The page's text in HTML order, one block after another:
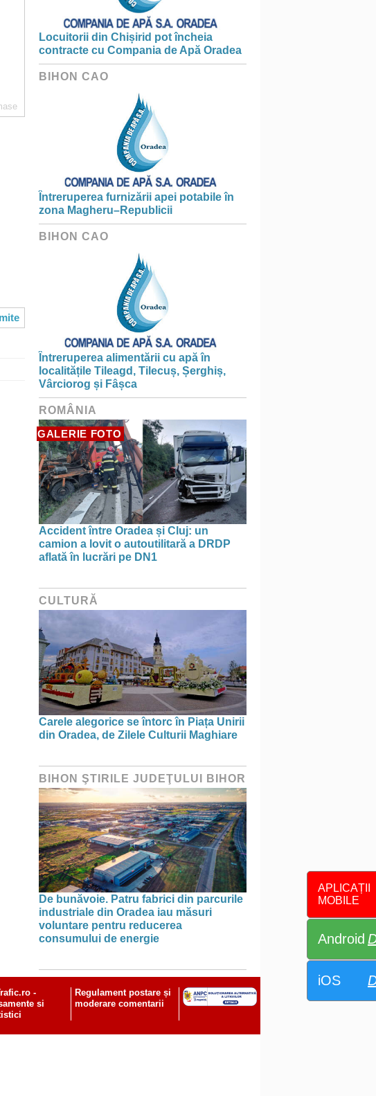
APLICAȚII
MOBILE
Android
iOS
Locuitorii din Chișirid pot încheia
contracte cu Compania de Apă Oradea
BIHON CAO
Întreruperea furnizării apei potabile în
zona Magheru–Republicii
BIHON CAO
Întreruperea alimentării cu apă în
localitățile Tileagd, Tilecuș, Șerghiș,
Vârciorog și Fâșca
ROMÂNIA
GALERIE FOTO
Accident între Oradea și Cluj: un
camion a lovit o autoutilitară a DRDP
aflată în lucrări pe DN1
CULTURĂ
Carele alegorice se întorc în Piața Unirii
din Oradea, de Zilele Culturii Maghiare
BIHON ŞTIRILE JUDEŢULUI BIHOR
De bunăvoie. Patru fabrici din parcurile
industriale din Oradea iau măsuri
voluntare pentru reducerea
consumului de energie
Regulament postare și
moderare comentarii